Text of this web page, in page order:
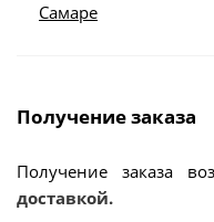
Самаре
Получение заказа
Получение заказа
доставкой.